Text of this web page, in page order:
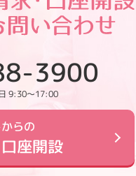
3900
9:30～17:00
らの
座開設